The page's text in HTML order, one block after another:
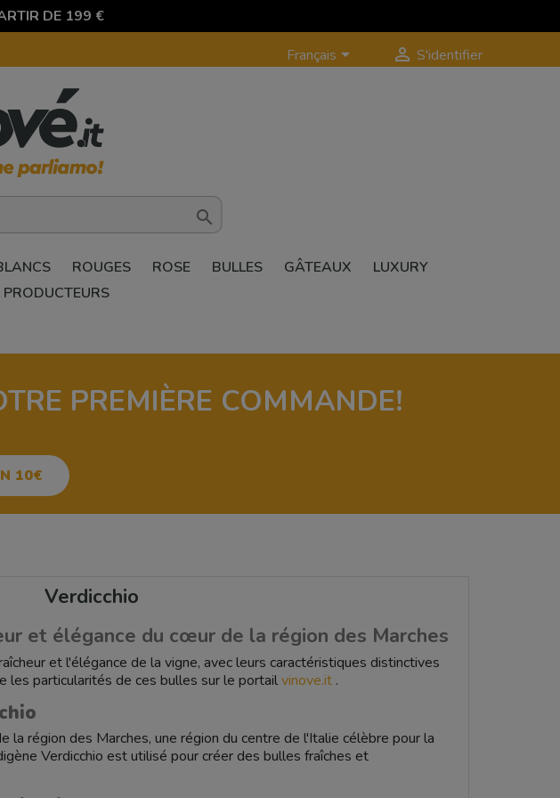
DE 199 €
Français  S'identifier

ROUGES ROSE BULLES GÂTEAUX
LUXURY
PRODUCTEURS
PREMIÈRE COMMANDE!
10€
Verdicchio
et élégance du cœur de la région des Marches
et l'élégance de la vigne, avec leurs caractéristiques distinctives
les particularités de ces bulles sur le portailvinove.it.
la région des Marches, une région du centre de l'Italie célèbre pour la
Verdicchio est utilisé pour créer des bulles fraîches et